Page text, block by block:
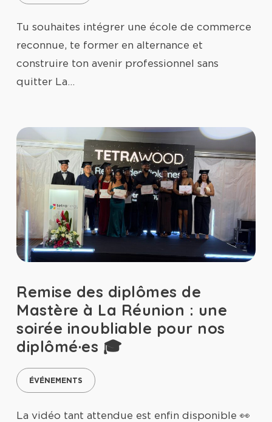
Tu souhaites intégrer une école de commerce
reconnue, te former en alternance et
construire ton avenir professionnel sans
quitter La…
Remise des diplômes de
Mastère à La Réunion : une
soirée inoubliable pour nos
diplômé·es 🎓
ÉVÉNEMENTS
La vidéo tant attendue est enfin disponible 👀